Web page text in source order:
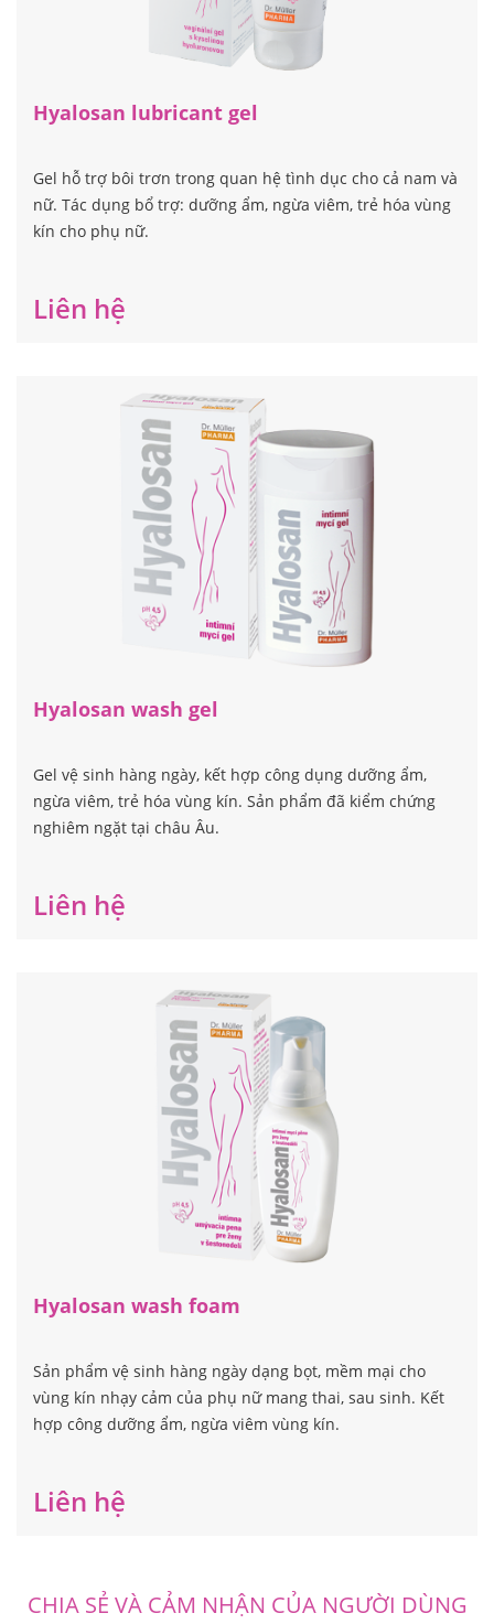
Hyalosan lubricant gel
Gel hỗ trợ bôi trơn trong quan hệ tình dục cho cả nam và
nữ. Tác dụng bổ trợ: dưỡng ẩm, ngừa viêm, trẻ hóa vùng
kín cho phụ nữ.
Liên hệ
Hyalosan wash gel
Gel vệ sinh hàng ngày, kết hợp công dụng dưỡng ẩm,
ngừa viêm, trẻ hóa vùng kín. Sản phẩm đã kiểm chứng
nghiêm ngặt tại châu Âu.
Liên hệ
Hyalosan wash foam
Sản phẩm vệ sinh hàng ngày dạng bọt, mềm mại cho
vùng kín nhạy cảm của phụ nữ mang thai, sau sinh. Kết
hợp công dưỡng ẩm, ngừa viêm vùng kín.
Liên hệ
CHIA SẺ VÀ CẢM NHẬN CỦA NGƯỜI DÙNG